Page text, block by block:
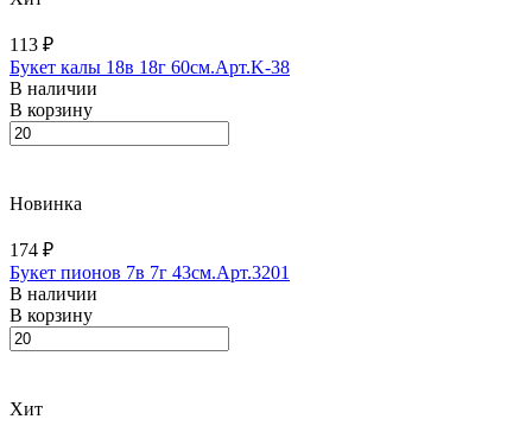
113 ₽
Букет калы 18в 18г 60см.Арт.K-38
В наличии
В корзину
Новинка
174 ₽
Букет пионов 7в 7г 43см.Арт.3201
В наличии
В корзину
Хит